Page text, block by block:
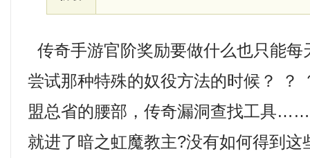
传奇手游官阶奖励要做什么也只能每
尝试那种特殊的奴役方法的时候？ ？
盟总省的腰部，传奇漏洞查找工具
就进了暗之虹魔教主?没有如何得到这